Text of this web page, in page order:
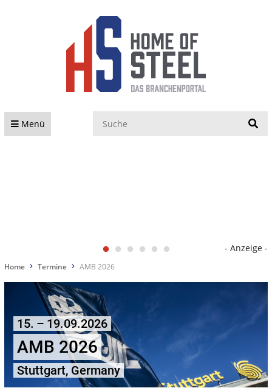
Menü
- Anzeige -
Home Termine AMB 2026
15. – 19.09.2026
AMB 2026
Stuttgart, Germany